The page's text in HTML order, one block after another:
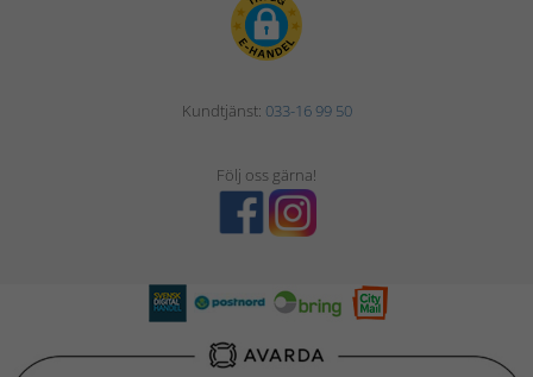
Kundtjänst: 033-16 99 50
Följ oss gärna!